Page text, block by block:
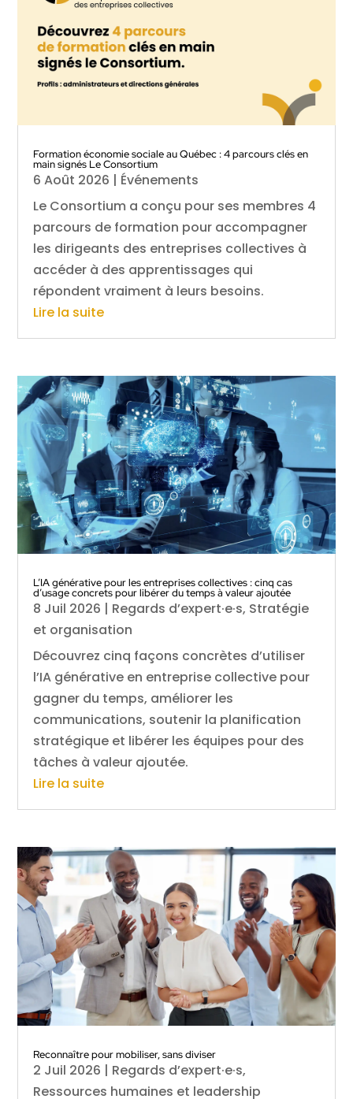
Formation économie sociale au Québec : 4 parcours clés en
main signés Le Consortium
6 Août 2026 | Événements
Le Consortium a conçu pour ses membres 4
parcours de formation pour accompagner
les dirigeants des entreprises collectives à
accéder à des apprentissages qui
répondent vraiment à leurs besoins.
Lire la suite
L’IA générative pour les entreprises collectives : cinq cas
d’usage concrets pour libérer du temps à valeur ajoutée
8 Juil 2026 | Regards d’expert·e·s, Stratégie
et organisation
Découvrez cinq façons concrètes d’utiliser
l’IA générative en entreprise collective pour
gagner du temps, améliorer les
communications, soutenir la planification
stratégique et libérer les équipes pour des
tâches à valeur ajoutée.
Lire la suite
Reconnaître pour mobiliser, sans diviser
2 Juil 2026 | Regards d’expert·e·s,
Ressources humaines et leadership